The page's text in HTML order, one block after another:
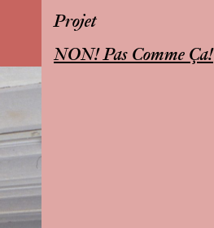
Projet
NON! Pas Comme Ça!